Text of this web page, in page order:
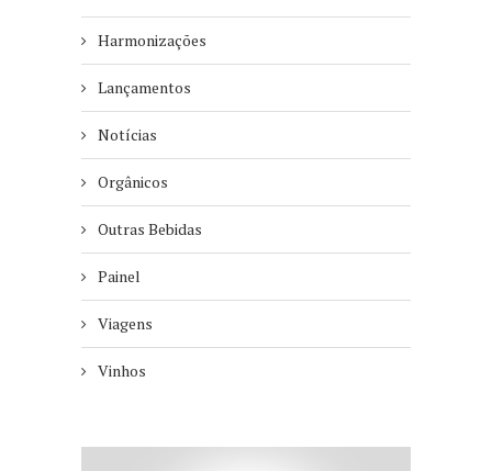
Harmonizações
Lançamentos
Notícias
Orgânicos
Outras Bebidas
Painel
Viagens
Vinhos